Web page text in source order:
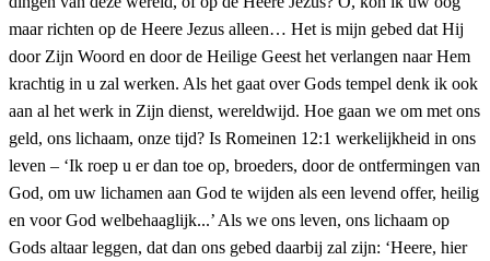
maar richten op de Heere Jezus alleen… Het is mijn gebed dat Hij
door Zijn Woord en door de Heilige Geest het verlangen naar Hem
krachtig in u zal werken. Als het gaat over Gods tempel denk ik ook
aan al het werk in Zijn dienst, wereldwijd. Hoe gaan we om met ons
geld, ons lichaam, onze tijd? Is Romeinen 12:1 werkelijkheid in ons
leven – ‘Ik roep u er dan toe op, broeders, door de ontfermingen van
God, om uw lichamen aan God te wijden als een levend offer, heilig
en voor God welbehaaglijk...’ Als we ons leven, ons lichaam op
Gods altaar leggen, dat dan ons gebed daarbij zal zijn: ‘Heere, hier